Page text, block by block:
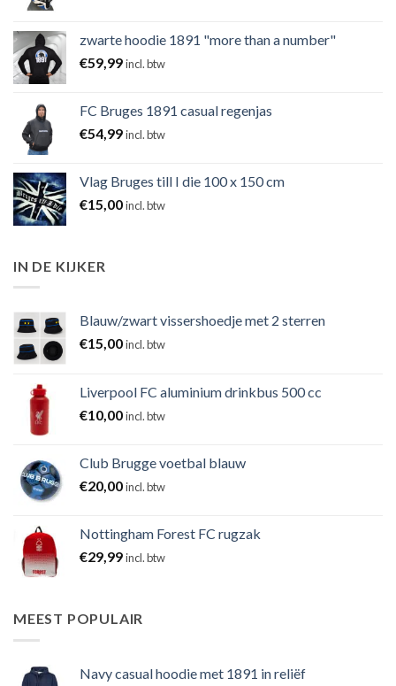
zwarte hoodie 1891 "more than a number"
€59,99incl. btw
FC Bruges 1891 casual regenjas
€54,99incl. btw
Vlag Bruges till I die 100 x 150 cm
€15,00incl. btw
IN DE KIJKER
Blauw/zwart vissershoedje met 2 sterren
€15,00incl. btw
Liverpool FC aluminium drinkbus 500 cc
€10,00incl. btw
Club Brugge voetbal blauw
€20,00incl. btw
Nottingham Forest FC rugzak
€29,99incl. btw
MEEST POPULAIR
Navy casual hoodie met 1891 in reliëf